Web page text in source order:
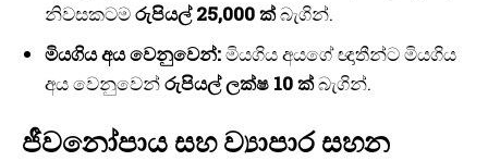
නිවසකටමරුපියල් 25,000 ක්බැගින්.
මියගිය අය වෙනුවෙන්:මියගිය අයගේ ඥාතීන්ට මියගිය
අය වෙනුවෙන්රුපියල් ලක්ෂ 10 ක්බැගින්.
ජීවනෝපාය සහ ව්‍යාපාර සහන